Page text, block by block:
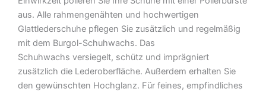
aus. Alle rahmengenähten und hochwertigen
Glattlederschuhe pflegen Sie zusätzlich und regelmäßig
mit dem Burgol-Schuhwachs. Das
Schuhwachs versiegelt, schütz und imprägniert
zusätzlich die Lederoberfläche. Außerdem erhalten Sie
den gewünschten Hochglanz. Für feines, empfindliches